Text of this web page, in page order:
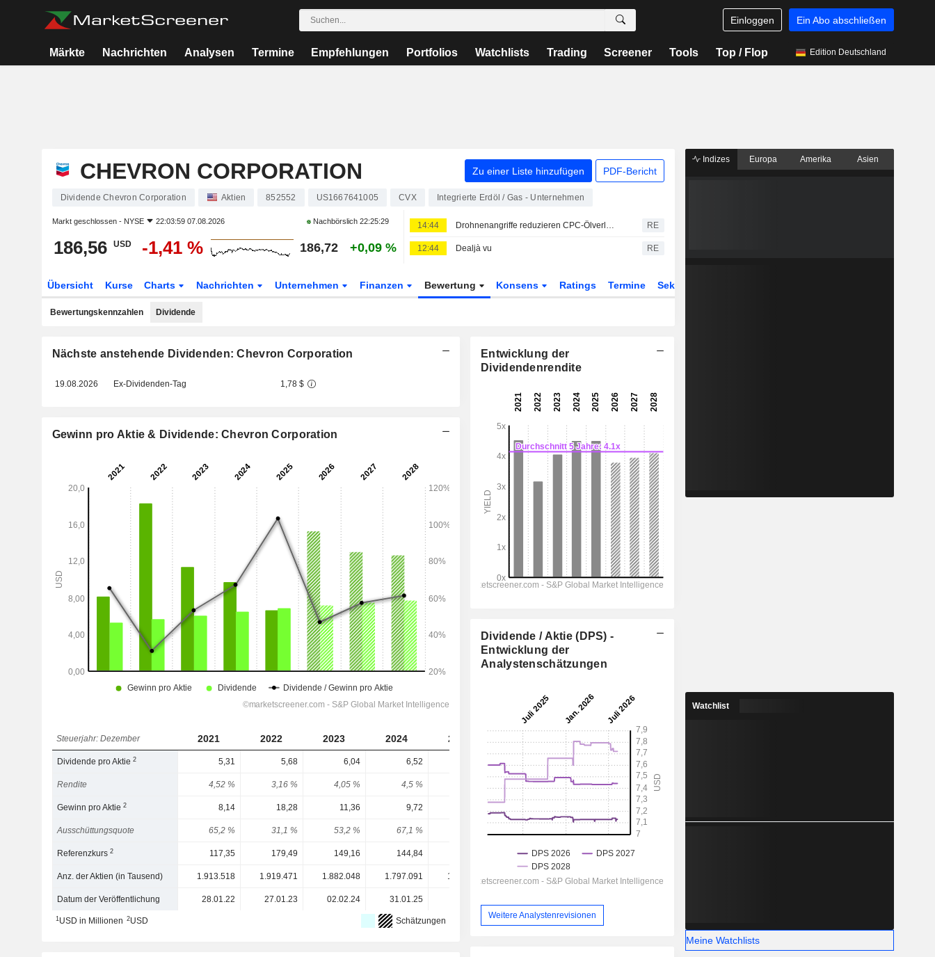
Einloggen Ein Abo abschließen
Märkte Nachrichten Analysen Termine Empfehlungen Portfolios Watchlists Trading Screener Tools Top / Flop Edition Deutschland
CHEVRON CORPORATION Zu einer Liste hinzufügen PDF-Bericht
Dividende Chevron Corporation Aktien 852552 US1667641005 CVX Integrierte Erdöl / Gas - Unternehmen
Markt geschlossen - NYSE 22:03:59 07.08.2026 Nachbörslich22:25:29
186,56 USD -1,41 % 186,72 +0,09 %
14:44 Drohnenangriffe reduzieren CPC-Ölverladungen im Juli um ein Fünftel, sagen Quellen RE
12:44 Dealjà vu RE
Übersicht Kurse Charts Nachrichten Unternehmen Finanzen Bewertung Konsens Ratings Termine Sektor
Bewertungskennzahlen Dividende
Nächste anstehende Dividenden: Chevron Corporation
19.08.2026 Ex-Dividenden-Tag 1,78 $
Gewinn pro Aktie & Dividende: Chevron Corporation
Steuerjahr: Dezember 2021 2022 2023 2024 2025 2026 2027 2028
Dividende pro Aktie2 5,31 5,68 6,04 6,52 7,442
Rendite 4,52 % 3,16 % 4,05 % 4,5 % 3,77 % 3,93 % 4,08 %
Gewinn pro Aktie2 8,14 18,28 11,36 9,72 13
Ausschüttungsquote 65,2 % 31,1 % 53,2 % 67,1 % 46,7 % 57,2 %
Referenzkurs2 117,35 179,49 149,16 144,84 189,23 189,23
Anz. der Aktien (in Tausend) 1.913.518 1.919.471 1.882.048 1.797.091 1.999.354 1.961.603 -
Datum der Veröffentlichung 28.01.22 27.01.23 02.02.24 31.01.25
1USD in Millionen 2USD Schätzungen
Entwicklung der
Dividendenrendite
Dividende / Aktie (DPS) -
Entwicklung der
Analystenschätzungen
Weitere Analystenrevisionen
Indizes Europa Amerika Asien
Watchlist
Meine Watchlists